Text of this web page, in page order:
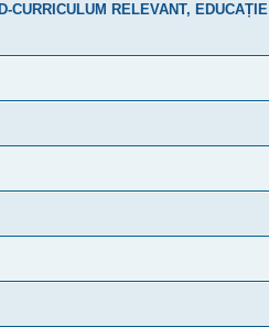
CURRICULUM RELEVANT, EDUCAȚIE